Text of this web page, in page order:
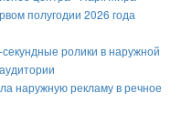
полугодии 2026 года
ролики в наружной
наружную рекламу в речное